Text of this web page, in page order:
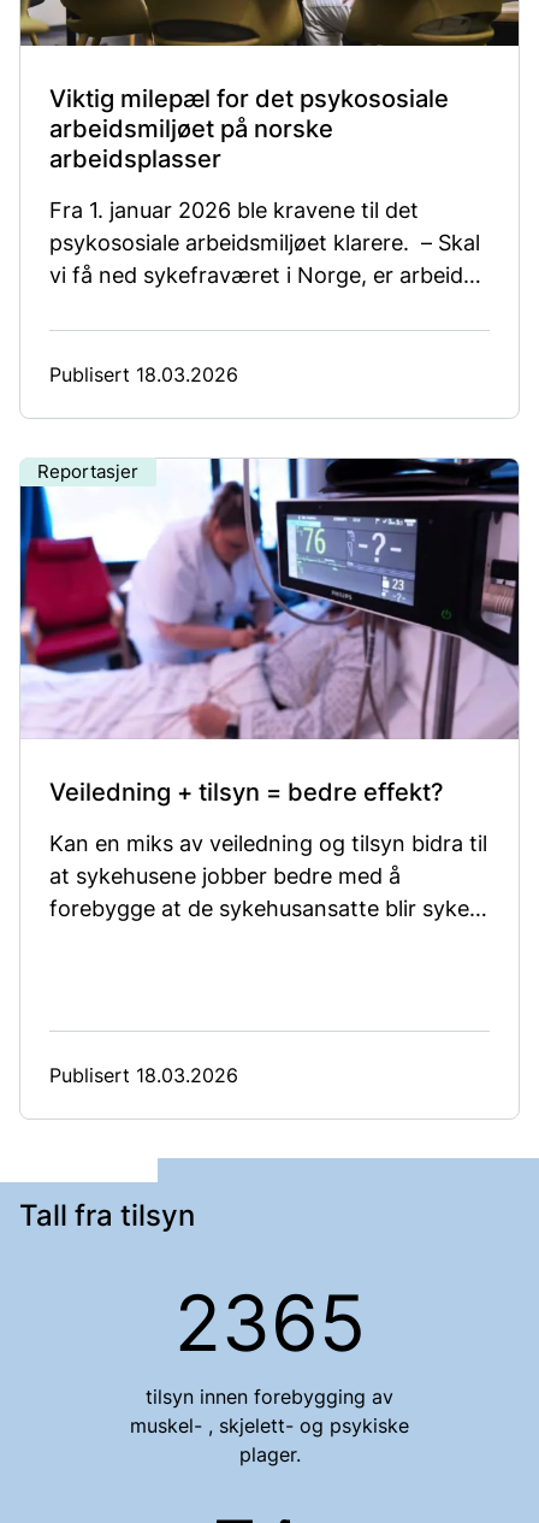
Viktig milepæl for det psykososiale
arbeidsmiljøet på norske
arbeidsplasser
Fra 1. januar 2026 ble kravene til det
psykososiale arbeidsmiljøet klarere. – Skal
vi få ned sykefraværet i Norge, er arbeidet
viktig nøkkel, sier avdelingsdirektør Monica
Seem i Arbeidstilsynet.
Publisert 18.03.2026
Reportasjer
Veiledning + tilsyn = bedre effekt?
Kan en miks av veiledning og tilsyn bidra til
at sykehusene jobber bedre med å
forebygge at de sykehusansatte blir syke
Publisert 18.03.2026
Tall fra tilsyn
2365
tilsyn innen forebygging av
muskel- , skjelett- og psykiske
plager.